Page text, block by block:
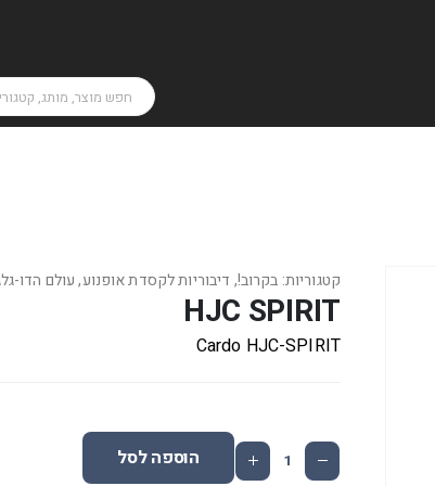
קטגוריות: בקרוב!, דיבוריות לקסדת אופנוע,עולם הדו-
HJC SPIRIT
Cardo HJC-SPIRIT
הוספה לסל